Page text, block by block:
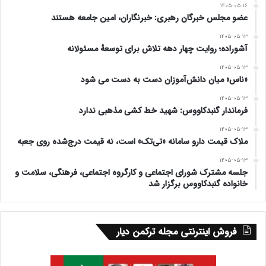
۱۴۰۵-۰۵-۱۶
عضو مجلس خبرگان رهبری: خبرنگاران، امین جامعه هستند
۱۴۰۵-۰۵-۱۳
آشوراده؛ روایت چهار دهه تلاش برای توسعهٔ مسئولانه
۱۴۰۵-۰۵-۱۳
«ناس» میان دانش‌آموزان دست به دست می شود
۱۴۰۵-۰۵-۱۳
فرماندار گنبدکاووس: شهید خط کشی مذهبی ندارد
۱۴۰۵-۰۵-۱۳
ملاک قیمت دارو سامانه «تی‌تک» است، نه قیمت درج‌شده روی جعبه
۱۴۰۵-۰۵-۱۳
جلسه مشترک شورای اجتماعی و کارگروه اجتماعی، فرهنگی، سلامت و
خانواده گنبدکاووس برگزار شد
فروش اینترنتی مجله ترکمن دیار